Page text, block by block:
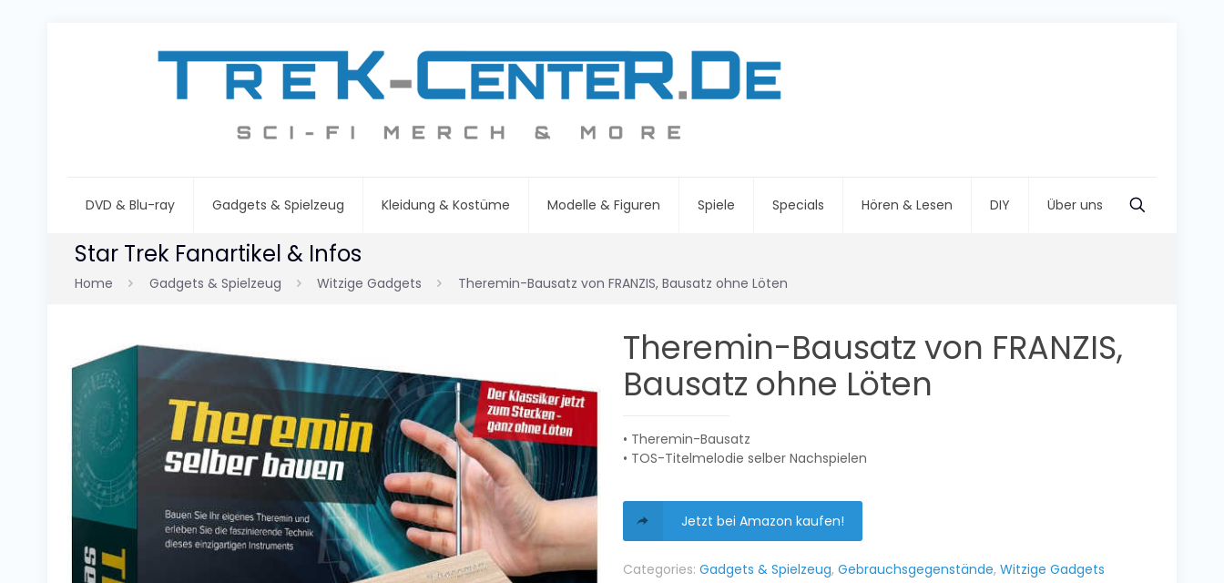
DVD & Blu-ray Gadgets & Spielzeug Kleidung & Kostüme Modelle & Figuren Spiele Specials Hören & Lesen DIY Über uns
Star Trek Fanartikel & Infos
Home Gadgets & Spielzeug Witzige Gadgets Theremin-Bausatz von FRANZIS, Bausatz ohne Löten
Theremin-Bausatz von FRANZIS,
Bausatz ohne Löten
• Theremin-Bausatz
• TOS-Titelmelodie selber Nachspielen
Jetzt bei Amazon kaufen!
Categories: Gadgets & Spielzeug, Gebrauchsgegenstände, Witzige Gadgets